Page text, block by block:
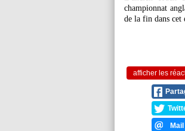
championnat
de la fin dans cet
afficher les
Mail